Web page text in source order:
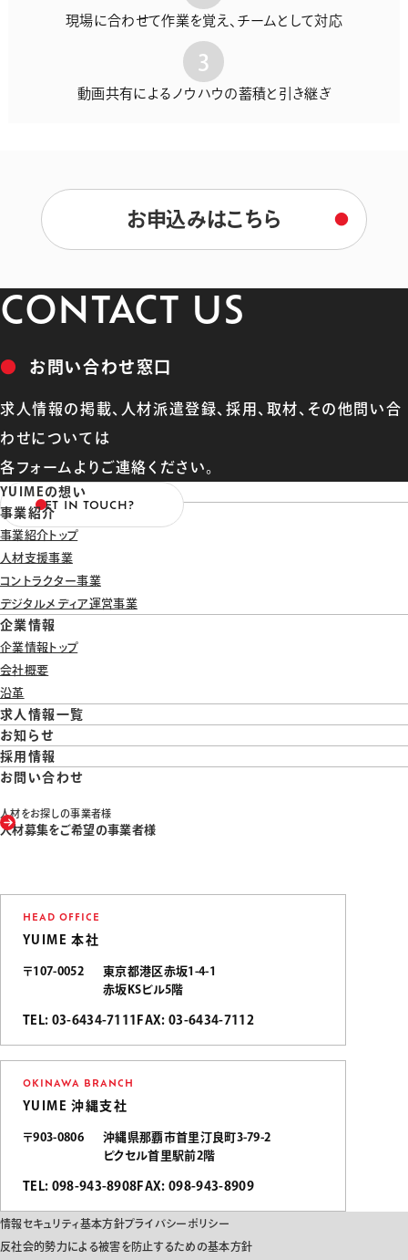
現場に合わせて作業を覚え、チームとして対応
3
動画共有によるノウハウの蓄積と引き継ぎ
お申込みはこちら ●
CONTACT US
● お問い合わせ窓口
求人情報の掲載、人材派遣登録、採用、取材、その他問い合
わせについては
各フォームよりご連絡ください。
GET IN TOUCH?
YUIMEの想い
事業紹介
事業紹介トップ
人材支援事業
コントラクター事業
デジタルメディア運営事業
企業情報
企業情報トップ
会社概要
沿革
求人情報一覧
お知らせ
採用情報
お問い合わせ
人材をお探しの事業者様
人材募集をご希望の事業者様
HEAD OFFICE
YUIME 本社
〒107-0052
東京都港区赤坂1-4-1
赤坂KSビル5階
TEL: 03-6434-7111 FAX: 03-6434-7112
OKINAWA BRANCH
YUIME 沖縄支社
〒903-0806
沖縄県那覇市首里汀良町3-79-2
ピクセル首里駅前2階
TEL: 098-943-8908 FAX: 098-943-8909
情報セキュリティ基本方針プライバシーポリシー
反社会的勢力による被害を防止するための基本方針